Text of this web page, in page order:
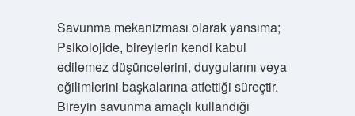
Savunma mekanizması olarak yansıma;
Psikolojide, bireylerin kendi kabul
edilemez düşüncelerini, duygularını veya
eğilimlerini başkalarına atfettiği süreçtir.
Bireyin savunma amaçlı kullandığı